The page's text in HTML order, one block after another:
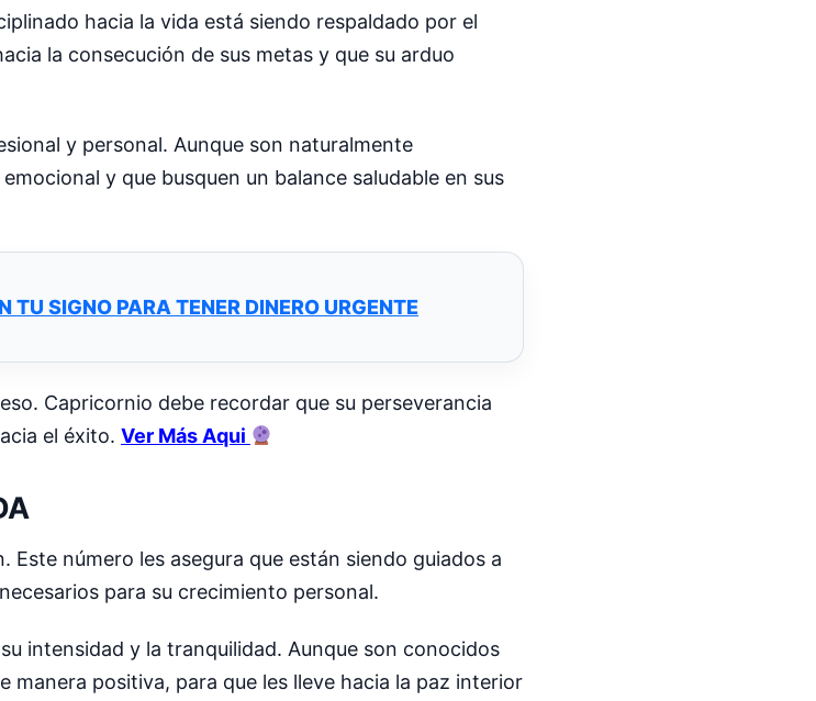
hacia la vida está siendo respaldado por el
la consecución de sus metas y que su arduo
y personal. Aunque son naturalmente
y que busquen un balance saludable en sus
TU SIGNO PARA TENER DINERO URGENTE
Capricornio debe recordar que su perseverancia
el éxito. Ver Más Aqui
número les asegura que están siendo guiados a
para su crecimiento personal.
intensidad y la tranquilidad. Aunque son conocidos
positiva, para que les lleve hacia la paz interior